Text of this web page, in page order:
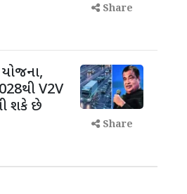
Share
યોજના,
V2V
શકે છે
Share